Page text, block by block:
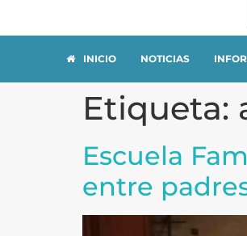
INICIO NOTICIAS
Etiqueta:
Escuela
entre